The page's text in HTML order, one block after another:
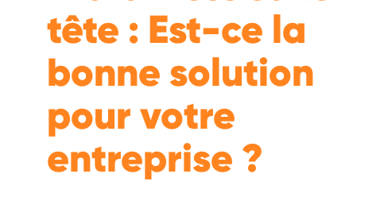
tête : Est-ce la
bonne solution
pour votre
entreprise ?